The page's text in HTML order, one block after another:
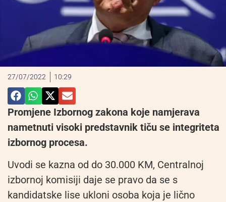
27/07/2022 10:29
Promjene Izbornog zakona koje namjerava
nametnuti visoki predstavnik tiču se integriteta
izbornog procesa.
Uvodi se kazna od do 30.000 KM, Centralnoj
izbornoj komisiji daje se pravo da se s
kandidatske lise ukloni osoba koja je lično